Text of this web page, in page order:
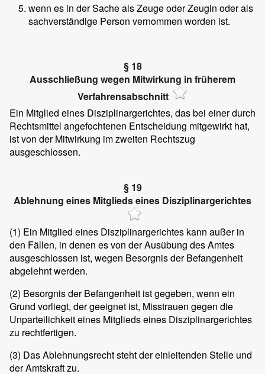
wenn es in der Sache als Zeuge oder Zeugin oder als
sachverständige Person vernommen worden ist.
§ 18
Ausschließung wegen Mitwirkung in früherem
Verfahrensabschnitt
Ein Mitglied eines Disziplinargerichtes, das bei einer durch
Rechtsmittel angefochtenen Entscheidung mitgewirkt hat,
ist von der Mitwirkung im zweiten Rechtszug
ausgeschlossen.
§ 19
Ablehnung eines Mitglieds eines Disziplinargerichtes
(1) Ein Mitglied eines Disziplinargerichtes kann außer in
den Fällen, in denen es von der Ausübung des Amtes
ausgeschlossen ist, wegen Besorgnis der Befangenheit
abgelehnt werden.
(2) Besorgnis der Befangenheit ist gegeben, wenn ein
Grund vorliegt, der geeignet ist, Misstrauen gegen die
Unparteilichkeit eines Mitglieds eines Disziplinargerichtes
zu rechtfertigen.
(3) Das Ablehnungsrecht steht der einleitenden Stelle und
der Amtskraft zu.